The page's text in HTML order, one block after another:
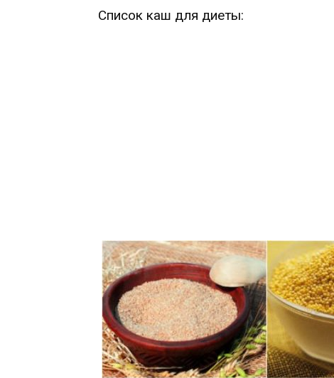
Список каш для диеты: